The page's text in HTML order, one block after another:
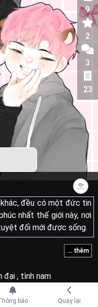
9
2
3
23
... thêm
đều có một đức tin
nhất thế giới này, nơi
đối mới được sống.
ngày tận mắt chứng kiến
bọc hoàn hảo. Hắn nảy
đại tình nam
báo Quay lại